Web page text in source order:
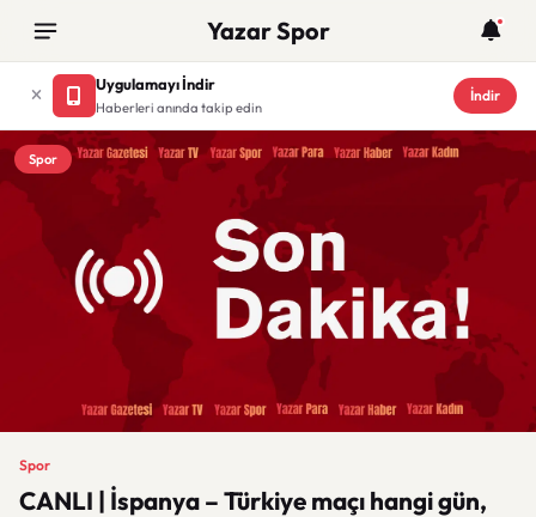
Yazar Spor
Uygulamayı İndir
Haberleri anında takip edin
İndir
Spor
Spor
CANLI | İspanya – Türkiye maçı hangi gün,